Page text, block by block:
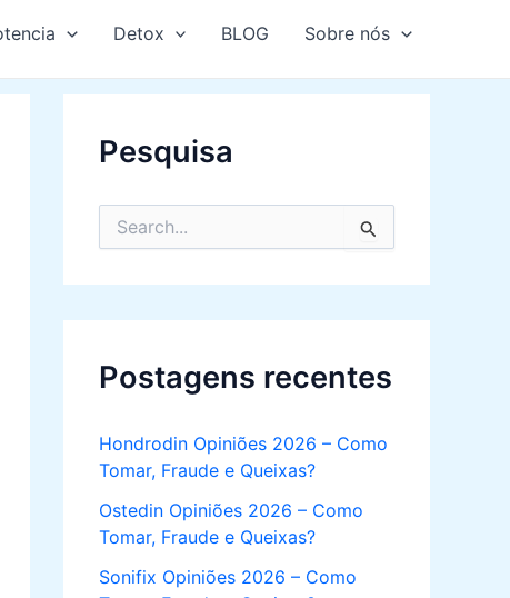
Detox BLOG Sobre nós
Pesquisa
r
h
o
rPostagens recentes
Hondrodin Opiniões 2026 – Como
Tomar, Fraude e Queixas?
Ostedin Opiniões 2026 – Como
Tomar, Fraude e Queixas?
Sonifix Opiniões 2026 – Como